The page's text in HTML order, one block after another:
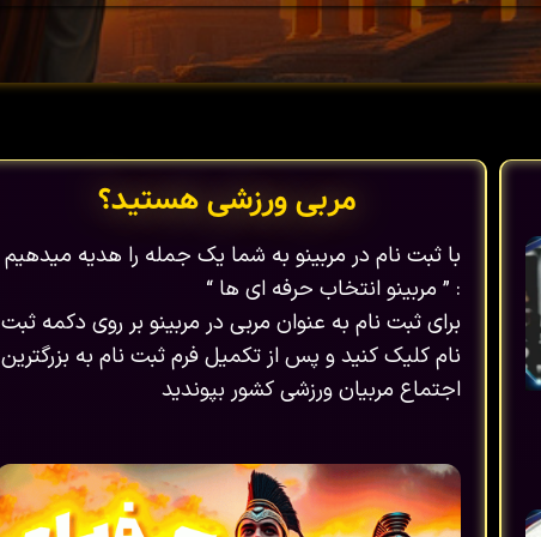
مربی ورزشی هستید؟
با ثبت نام در مربینو به شما یک جمله را هدیه میدهیم
: ” مربینو انتخاب حرفه ای ها “
برای ثبت نام به عنوان مربی در مربینو بر روی دکمه ثبت
نام کلیک کنید و پس از تکمیل فرم ثبت نام به بزرگترین
اجتماع مربیان ورزشی کشور بپوندید